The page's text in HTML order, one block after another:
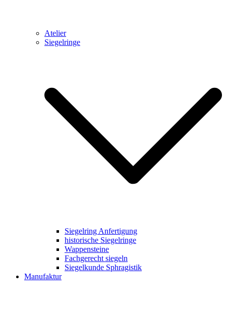
Atelier
Siegelringe
Siegelring Anfertigung
historische Siegelringe
Wappensteine
Fachgerecht siegeln
Siegelkunde Sphragistik
Manufaktur